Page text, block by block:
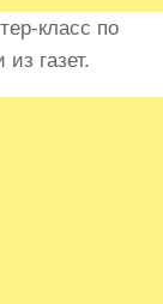
класс по
газет.